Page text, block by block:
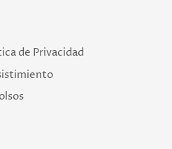
de Privacidad